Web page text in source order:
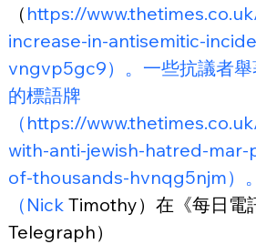
（ https://
increase-in-antisemitic-
vngvp5gc9）。一些抗議者舉
的標語牌
（https://
with-anti-jewish-hatred-
of-thousands-hvnqg5njm）
（Nick Timothy）在《每日電
Telegraph）